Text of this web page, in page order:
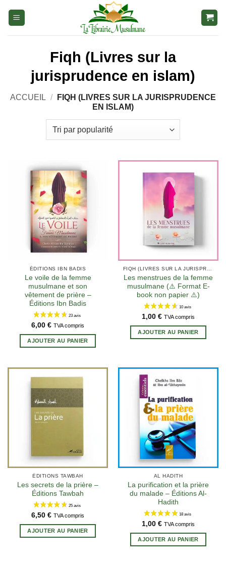
Fiqh (Livres sur la
jurisprudence en islam)
ACCUEIL /
FIQH (LIVRES SUR LA JURISPRUDENCE
EN ISLAM)
ÉDITIONS IBN BADIS
Le voile de la femme
musulmane et son
vêtement de prière –
Éditions Ibn Badis
6,00 € TVA compris
AJOUTER AU PANIER
FIQH (LIVRES SUR LA JURISPRUDENCE EN ISLAM)
Les menstrues de la femme
musulmane (⚠️ Format E-
book non papier ⚠️)
1,00 € TVA compris
AJOUTER AU PANIER
ÉDITIONS TAWBAH
Les secrets de la prière –
Éditions Tawbah
6,50 € TVA compris
AJOUTER AU PANIER
AL HADITH
La purification et la prière
du malade – Éditions Al-
Hadith
1,00 € TVA compris
AJOUTER AU PANIER